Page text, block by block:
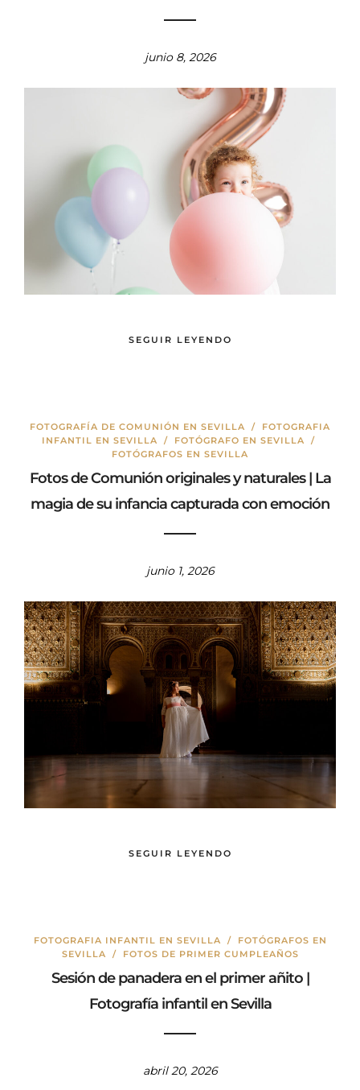
junio 8, 2026
SEGUIR LEYENDO
FOTOGRAFÍA DE COMUNIÓN EN SEVILLA / FOTOGRAFIA
INFANTIL EN SEVILLA / FOTÓGRAFO EN SEVILLA /
FOTÓGRAFOS EN SEVILLA
Fotos de Comunión originales y naturales | La
magia de su infancia capturada con emoción
junio 1, 2026
SEGUIR LEYENDO
FOTOGRAFIA INFANTIL EN SEVILLA /
FOTÓGRAFOS EN
SEVILLA / FOTOS DE PRIMER CUMPLEAÑOS
Sesión de panadera en el primer añito |
Fotografía infantil en Sevilla
abril 20, 2026